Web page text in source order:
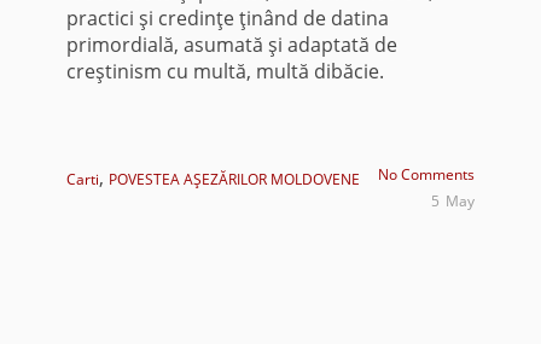
practici şi credinţe ţinând de datina
primordială, asumată şi adaptată de
creştinism cu multă, multă dibăcie.
Carti, POVESTEA AŞEZĂRILOR MOLDOVENE
No Comments
May
5